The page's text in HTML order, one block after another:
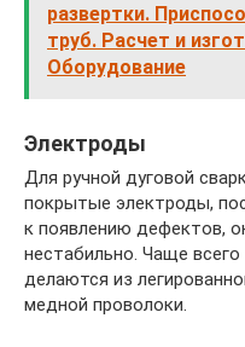
развертки.
труб. Расчет и
Оборудование
Электроды
Для ручной дуговой
покрытые электроды,
к появлению дефектов,
нестабильно. Чаще
делаются из
медной проволоки.